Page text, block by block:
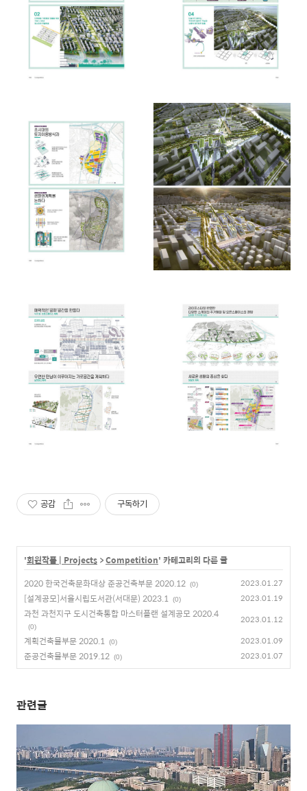
공감 구독하기
'회원작품 | Projects >Competition' 카테고리의 다른 글
2020 한국건축문화대상 준공건축부문 2020.12 (0) 2023.01.27
[설계공모]서울시립도서관(서대문) 2023.1 (0) 2023.01.19
과천 과천지구 도시건축통합 마스터플랜 설계공모 2020.4
(0)
2023.01.12
계획건축물부문 2020.1 (0) 2023.01.09
준공건축물부문 2019.12 (0) 2023.01.07
관련글